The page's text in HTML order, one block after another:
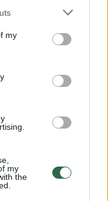
my
my
the
posūkis:
2019–2021